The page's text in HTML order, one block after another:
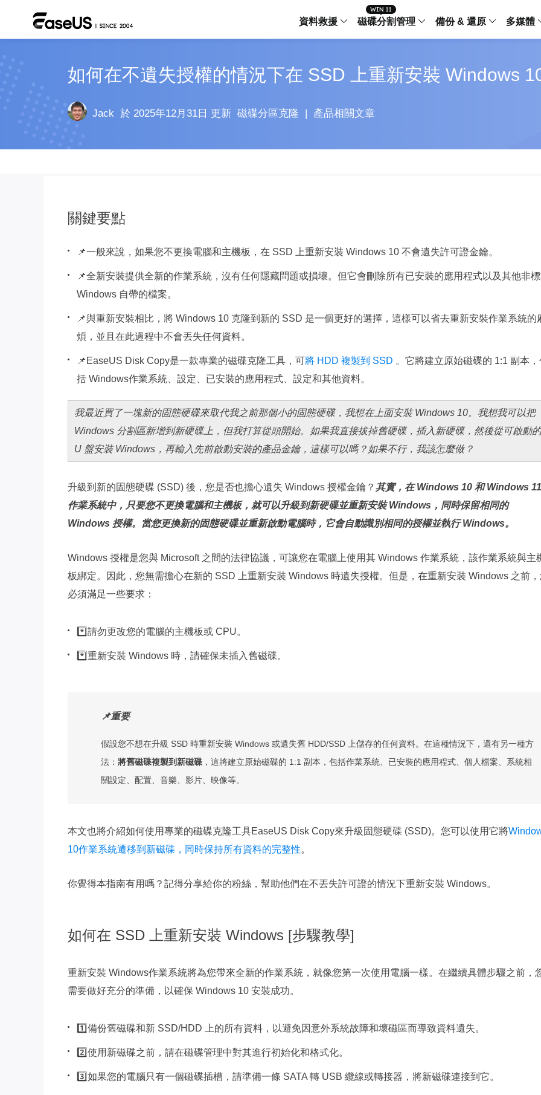
資料救援
Data Recovery Wizard
Windows 資料救援
Data Recovery Wizard for Mac
MobiSaver (IOS & Android)
修復影片、照片和檔案
更多資料救援軟體
磁碟分割管理
Partition Master
Windows 磁碟分割管理工
Disk Copy
備份 & 還原
Todo
個人備
中央控管
多媒體
傳輸軟體
更多產品軟體
Todo
電腦之間傳輸
AppMove
如何在不遺失授權的情況下在 SSD 上重新安裝 Windows
Jack 於 2025年12月31日 更新 磁碟分區克隆 | 產品相關文章
關鍵要點
📌一般來說，如果您不更換電腦和主機板，在 SSD 上重新安裝 Windows 10 不會遺失許可證金鑰。
📌全新安裝提供全新的作業系統，沒有任何隱藏問題或損壞。但它會刪除所有已安裝的應用程式以及其他非
Windows 自帶的檔案。
📌與重新安裝相比，將 Windows 10 克隆到新的 SSD 是一個更好的選擇，這樣可以省去重新安裝作業系統的
煩，並且在此過程中不會丟失任何資料。
📌EaseUS Disk Copy是一款專業的磁碟克隆工具，可將 HDD 複製到 SSD 。它將建立原始磁碟的 1:1 副本，
括 Windows作業系統、設定、已安裝的應用程式、設定和其他資料。
我最近買了一塊新的固態硬碟來取代我之前那個小的固態硬碟，我想在上面安裝 Windows 10。我想我可以把
Windows 分割區新增到新硬碟上，但我打算從頭開始。如果我直接拔掉舊硬碟，插入新硬碟，然後從可啟動的
U 盤安裝 Windows，再輸入先前啟動安裝的產品金鑰，這樣可以嗎？如果不行，我該怎麼做？
升級到新的固態硬碟 (SSD) 後，您是否也擔心遺失 Windows 授權金鑰？ 其實，在 Windows 10 和 Windows 11
作業系統中，只要您不更換電腦和主機板，就可以升級到新硬碟並重新安裝 Windows，同時保留相同的
Windows 授權。當您更換新的固態硬碟並重新啟動電腦時，它會自動識別相同的授權並執行 Windows。
Windows 授權是您與 Microsoft 之間的法律協議，可讓您在電腦上使用其 Windows 作業系統，該作業系統與主
板綁定。因此，您無需擔心在新的 SSD 上重新安裝 Windows 時遺失授權。但是，在重新安裝 Windows 之前
必須滿足一些要求：
*️⃣請勿更改您的電腦的主機板或 CPU。
*️⃣重新安裝 Windows 時，請確保未插入舊磁碟。
📌重要
假設您不想在升級 SSD 時重新安裝 Windows 或遺失舊 HDD/SSD 上儲存的任何資料。在這種情況下，還有另一種方
法： 將舊磁碟複製到新磁碟 ，這將建立原始磁碟的 1:1 副本，包括作業系統、已安裝的應用程式、個人檔案、系統相
關設定、配置、音樂、影片、映像等。
本文也將介紹如何使用專業的磁碟克隆工具EaseUS Disk Copy來升級固態硬碟 (SSD)。您可以使用它將
10作業系統遷移到新磁碟，同時保持所有資料的完整性。
你覺得本指南有用嗎？記得分享給你的粉絲，幫助他們在不丟失許可證的情況下重新安裝 Windows。
如何在 SSD 上重新安裝 Windows [步驟教學]
重新安裝 Windows作業系統將為您帶來全新的作業系統，就像您第一次使用電腦一樣。在繼續具體步驟之前，
需要做好充分的準備，以確保 Windows 10 安裝成功。
1️⃣備份舊磁碟和新 SSD/HDD 上的所有資料，以避免因意外系統故障和壞磁區而導致資料遺失。
2️⃣使用新磁碟之前，請在磁碟管理中對其進行初始化和格式化。
3️⃣如果您的電腦只有一個磁碟插槽，請準備一條 SATA 轉 USB 纜線或轉接器，將新磁碟連接到它。